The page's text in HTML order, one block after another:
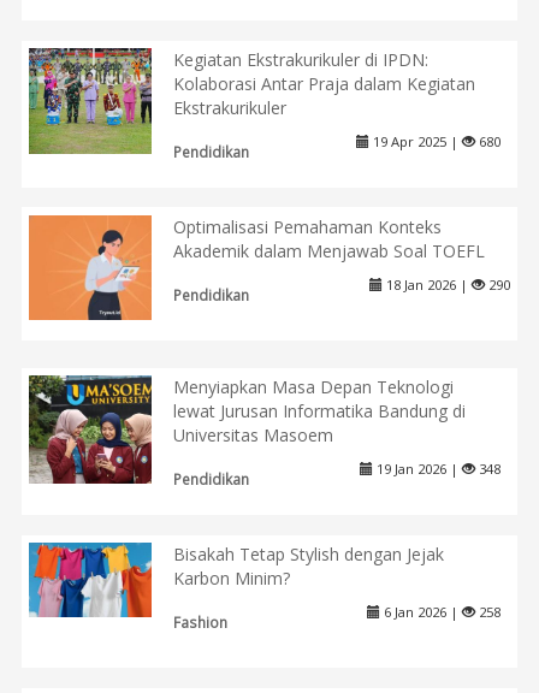
Kegiatan Ekstrakurikuler di IPDN:
Kolaborasi Antar Praja dalam Kegiatan
Ekstrakurikuler
Pendidikan
19 Apr 2025 | 680
Optimalisasi Pemahaman Konteks
Akademik dalam Menjawab Soal TOEFL
Pendidikan
18 Jan 2026 | 290
Menyiapkan Masa Depan Teknologi
lewat Jurusan Informatika Bandung di
Universitas Masoem
Pendidikan
19 Jan 2026 | 348
Bisakah Tetap Stylish dengan Jejak
Karbon Minim?
Fashion
6 Jan 2026 | 258